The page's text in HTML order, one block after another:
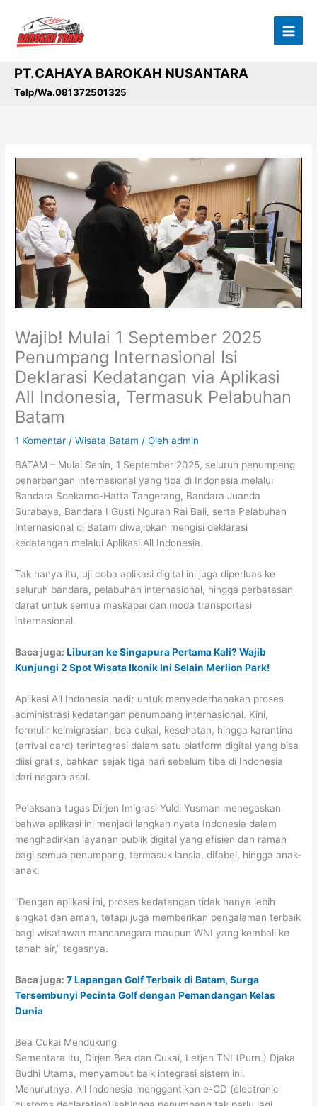
konten
PT.CAHAYA BAROKAH NUSANTARA
Telp/Wa.081372501325
Wajib! Mulai 1 September 2025
Penumpang Internasional Isi
Deklarasi Kedatangan via Aplikasi
All Indonesia, Termasuk Pelabuhan
Batam
1 Komentar /Wisata Batam / Olehadmin
BATAM – Mulai Senin, 1 September 2025, seluruh penumpang
penerbangan internasional yang tiba di Indonesia melalui
Bandara Soekarno-Hatta Tangerang, Bandara Juanda
Surabaya, Bandara I Gusti Ngurah Rai Bali, serta Pelabuhan
Internasional di Batam diwajibkan mengisi deklarasi
kedatangan melalui Aplikasi All Indonesia.
Tak hanya itu, uji coba aplikasi digital ini juga diperluas ke
seluruh bandara, pelabuhan internasional, hingga perbatasan
darat untuk semua maskapai dan moda transportasi
internasional.
Baca juga:Liburan ke Singapura Pertama Kali? Wajib
Kunjungi 2 Spot Wisata Ikonik Ini Selain Merlion Park!
Aplikasi All Indonesia hadir untuk menyederhanakan proses
administrasi kedatangan penumpang internasional. Kini,
formulir keimigrasian, bea cukai, kesehatan, hingga karantina
(arrival card) terintegrasi dalam satu platform digital yang bisa
diisi gratis, bahkan sejak tiga hari sebelum tiba di Indonesia
dari negara asal.
Pelaksana tugas Dirjen Imigrasi Yuldi Yusman menegaskan
bahwa aplikasi ini menjadi langkah nyata Indonesia dalam
menghadirkan layanan publik digital yang efisien dan ramah
bagi semua penumpang, termasuk lansia, difabel, hingga anak-
anak.
“Dengan aplikasi ini, proses kedatangan tidak hanya lebih
singkat dan aman, tetapi juga memberikan pengalaman terbaik
bagi wisatawan mancanegara maupun WNI yang kembali ke
tanah air,” tegasnya.
Baca juga:7 Lapangan Golf Terbaik di Batam, Surga
Tersembunyi Pecinta Golf dengan Pemandangan Kelas
Dunia
Bea Cukai Mendukung
Sementara itu, Dirjen Bea dan Cukai, Letjen TNI (Purn.) Djaka
Budhi Utama, menyambut baik integrasi sistem ini.
Menurutnya, All Indonesia menggantikan e-CD (electronic